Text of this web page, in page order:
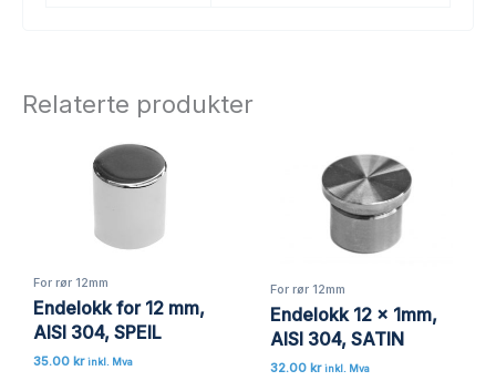
Relaterte produkter
For rør 12mm
Endelokk for 12 mm,
AISI 304, SPEIL
35.00 kr inkl. Mva
For rør 12mm
Endelokk 12 x 1mm,
AISI 304, SATIN
32.00 kr inkl. Mva